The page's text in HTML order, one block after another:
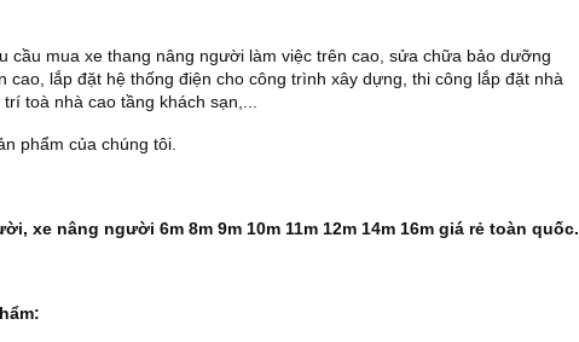
cầu mua xe thang nâng người làm việc trên cao, sửa chữa bảo dưỡng
cao, lắp đặt hệ thống điện cho công trình xây dựng, thi công lắp đặt nhà
toà nhà cao tầng khách sạn,...
phẩm của chúng tôi.
xe nâng người 6m 8m 9m 10m 11m 12m 14m 16m giá rẻ toàn quốc.